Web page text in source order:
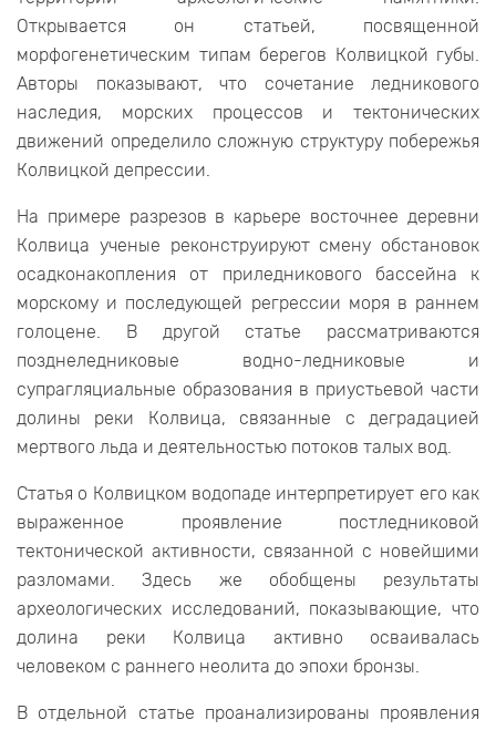
Открывается он статьей, посвященной
морфогенетическим типам берегов Колвицкой губы.
Авторы показывают, что сочетание ледникового
наследия, морских процессов и тектонических
движений определило сложную структуру побережья
Колвицкой депрессии.
На примере разрезов в карьере восточнее деревни
Колвица ученые реконструируют смену обстановок
осадконакопления от приледникового бассейна к
морскому и последующей регрессии моря в раннем
голоцене. В другой статье рассматриваются
позднеледниковые водно-ледниковые и
супрагляциальные образования в приустьевой части
долины реки Колвица, связанные с деградацией
мертвого льда и деятельностью потоков талых вод.
Статья о Колвицком водопаде интерпретирует его как
выраженное проявление постледниковой
тектонической активности, связанной с новейшими
разломами. Здесь же обобщены результаты
археологических исследований, показывающие, что
долина реки Колвица активно осваивалась
человеком с раннего неолита до эпохи бронзы.
В отдельной статье проанализированы проявления